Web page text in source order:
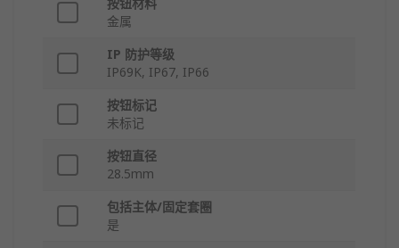
按钮材料
金属
IP 防护等级
IP69K, IP67, IP66
按钮标记
未标记
按钮直径
28.5mm
包括主体/固定套圈
是